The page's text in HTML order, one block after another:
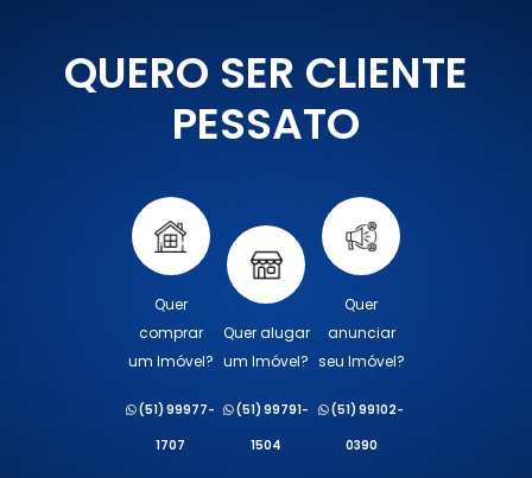
QUERO SER CLIENTE
PESSATO
Quer
comprar
um Imóvel?
(51) 99977-
1707
Quer alugar
um Imóvel?
(51) 99791-
1504
Quer
anunciar
seu Imóvel?
(51) 99102-
0390